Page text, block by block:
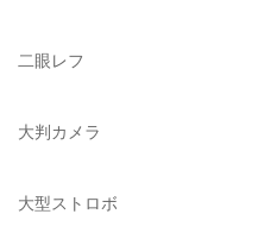
AGFA（アグフア）
ALPA（アルパ）
ALT（アルト）
二眼レフ
大判カメラ
大型ストロボ